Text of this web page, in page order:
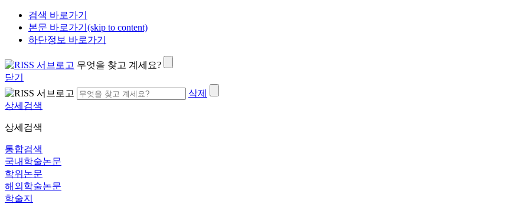
검색 바로가기
본문 바로가기(skip to content)
하단정보 바로가기
무엇을 찾고 계세요?
닫기
삭제
상세검색
상세검색
통합검색
국내학술논문
학위논문
해외학술논문
학술지